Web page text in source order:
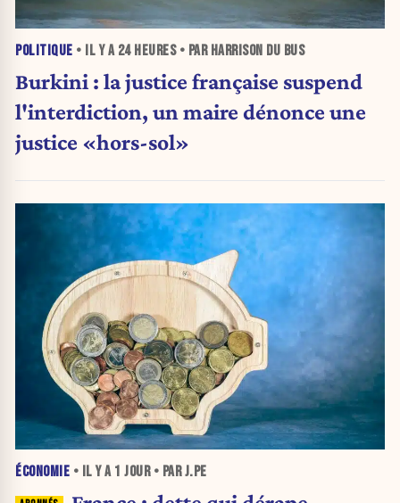
POLITIQUE • IL Y A 24 HEURES• PAR HARRISON DU BUS
Burkini : la justice française suspend
l'interdiction, un maire dénonce une
justice «hors-sol»
ÉCONOMIE • IL Y A 1 JOUR• PAR J.PE